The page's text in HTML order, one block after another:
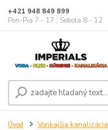
+421 948 849 899
Pon-Pia 7 - 17 ; Sobota 8 - 12
Úvod Vonkajšia kanalizácia